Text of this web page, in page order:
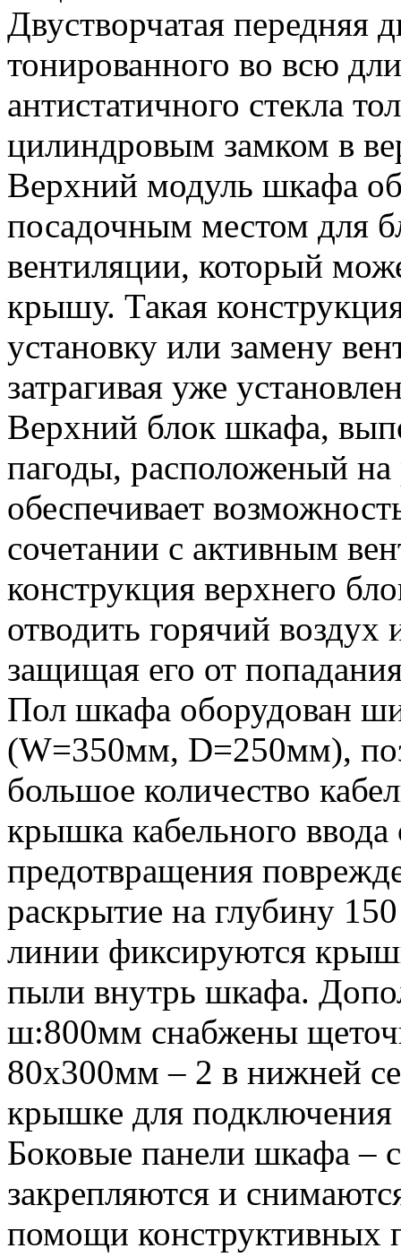
Двустворчатая передняя
тонированного во всю
антистатичного стекла
цилиндровым замком в
Верхний модуль шкафа
посадочным местом для
вентиляции, который
крышу. Такая
установку или замену
затрагивая уже
Верхний блок шкафа,
пагоды, расположеный
обеспечивает
сочетании с активным
конструкция верхнего
отводить горячий
защищая его от
Пол шкафа оборудован
(W=350мм, D=250мм),
большое количество
крышка кабельного
предотвращения
раскрытие на глубину
линии фиксируются
пыли внутрь шкафа.
ш:800мм снабжены
80х300мм – 2 в нижней
крышке для подключения
Боковые панели шкафа –
закрепляются и
помощи конструктивных